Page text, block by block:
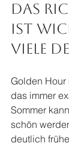
Das
ist
viele
Golden Hour
das immer
Sommer
schön
deutlich